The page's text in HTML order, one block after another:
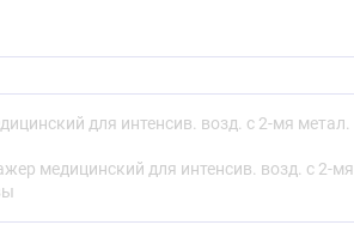
для интенсив. возд. с 2-мя
медицинский для интенсив. возд. с 2-